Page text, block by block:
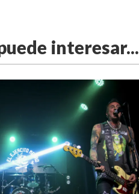
interesar...